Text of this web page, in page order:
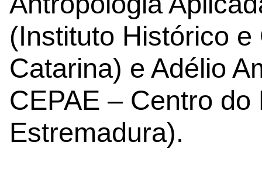
(Instituto Histórico
Catarina) e Adélio
CEPAE – Centro do
Estremadura).